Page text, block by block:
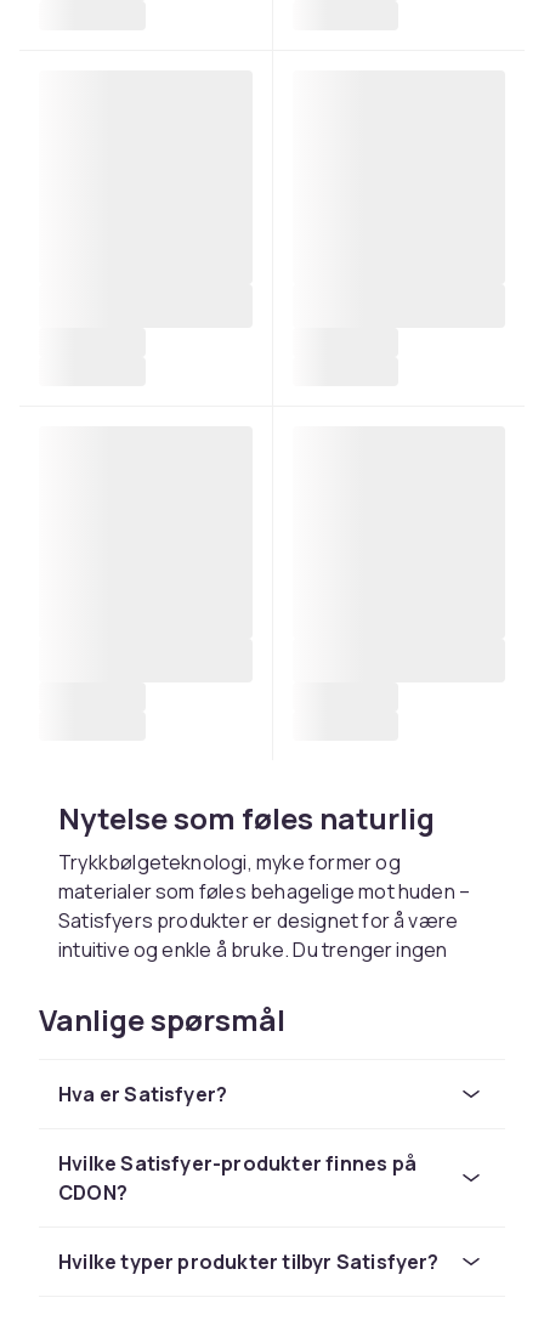
Nytelse som føles naturlig
Trykkbølgeteknologi, myke former og
materialer som føles behagelige mot huden –
Satisfyers produkter er designet for å være
intuitive og enkle å bruke. Du trenger ingen
egen kropp. Og det beste av alt? Det finnes
noe for alle behov og preferanser.
For deg, på dine premisser
modeller er stillegående, vanntette og lades
enkelt med USB. Du kan oppbevare dem
bare la dem ligge – de glir inn i bildet uten å
føles påtrengende.
Vanlige spørsmål
Hva er Satisfyer?
Hvilke Satisfyer-produkter finnes på
CDON?
Hvilke typer produkter tilbyr Satisfyer?